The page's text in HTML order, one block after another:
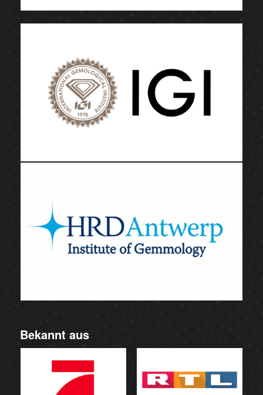
Bekannt aus